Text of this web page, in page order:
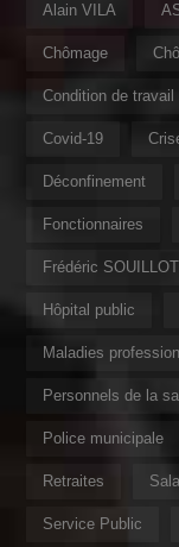
Alain VILA
Chômage
Condition de travail
Covid-19
Déconfinement
Fonctionnaires
Frédéric SOUILLOT
Hôpital public
Maladies
Personnels de la
Police municipale
Retraites
Service Public